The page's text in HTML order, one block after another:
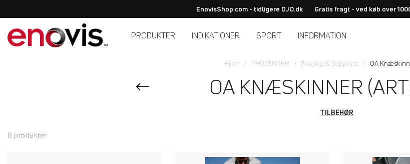
EnovisShop.com - tidligere DJO.dk Gratis fragt - ved køb over
PRODUKTER INDIKATIONER SPORT INFORMATION
Hjem PRODUKTER Bracing & Supports OA
OA KNÆSKINNER
TILBEHØR
8 produkter